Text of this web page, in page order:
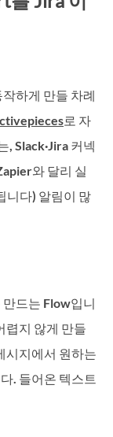
하게 만들 차례
로 자
Slack·Jira 커넥
와 달리 실
니다) 알림이 많
드는 Flow입니
렵지 않게 만들
시지에서 원하는
. 들어온 텍스트